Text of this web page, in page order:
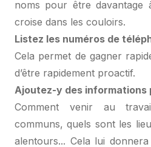
noms pour être davantage
croise dans les couloirs.
Listez les numéros de
Cela permet de gagner
d’être rapidement proactif.
Ajoutez-y des informations
Comment venir au
communs, quels sont les
alentours... Cela lui